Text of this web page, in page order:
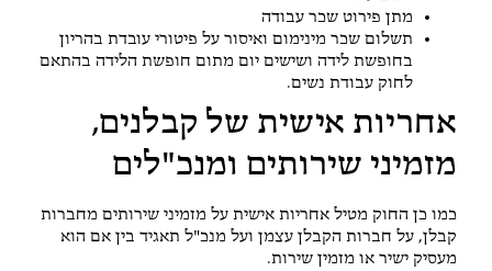
מתן פירוט שכר עבודה
תשלום שכר מינימום ואיסור על פיטורי עובדת בהריון
בחופשת לידה ושישים יום מתום חופשת הלידה בהתאם
לחוק עבודת נשים.
אחריות אישית של קבלנים,
מזמיני שירותים ומנכ"לים
כמו כן החוק מטיל אחריות אישית על מזמיני שירותים מחברות
קבלן, על חברות הקבלן עצמן ועל מנכ"ל תאגיד בין אם הוא
מעסיק ישיר או מזמין שירות.